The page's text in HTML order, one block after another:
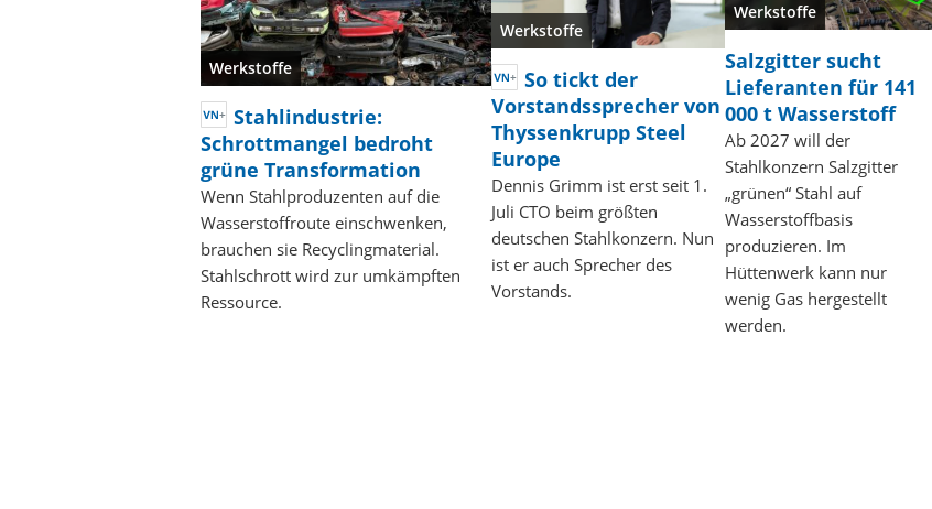
Werkstoffe
Stahlindustrie:
Schrottmangel bedroht
grüne Transformation
Wenn Stahlproduzenten auf die
Wasserstoffroute einschwenken,
brauchen sie Recyclingmaterial.
Stahlschrott wird zur umkämpften
Ressource.
Werkstoffe
So tickt der
Vorstandssprecher von
Thyssenkrupp Steel
Europe
Dennis Grimm ist erst seit 1.
Juli CTO beim größten
deutschen Stahlkonzern. Nun
ist er auch Sprecher des
Vorstands.
Werkstoffe
Salzgitter sucht
Lieferanten für 141
000 t Wasserstoff
Ab 2027 will der
Stahlkonzern Salzgitter
„grünen“ Stahl auf
Wasserstoffbasis
produzieren. Im
Hüttenwerk kann nur
wenig Gas hergestellt
werden.